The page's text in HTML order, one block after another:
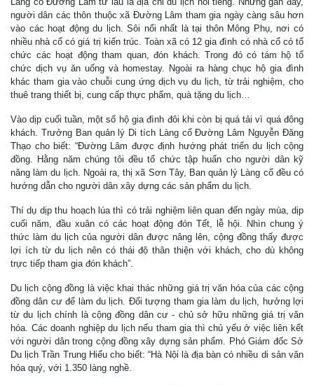
người dân các thôn thuộc xã Đường Lâm tham gia ngày càng sâu hơn
vào các hoạt động du lịch. Sôi nổi nhất là tại thôn Mông Phụ, nơi có
nhiều nhà cổ có giá trị kiến trúc. Toàn xã có 12 gia đình có nhà cổ có tổ
chức các hoạt động tham quan, đón khách. Trong đó có tám hộ tổ
chức dịch vụ ăn uống và homestay. Ngoài ra hàng chục hộ gia đình
khác tham gia vào chuỗi cung ứng dịch vụ du lịch, từ trải nghiệm, cho
thuê trang thiết bị, cung cấp thực phẩm, quà tặng du lịch…
Vào dịp cuối tuần, một số hộ gia đình đôi khi còn bị quá tải vì quá đông
khách. Trưởng Ban quản lý Di tích Làng cổ Đường Lâm Nguyễn Đăng
Thạo cho biết: “Đường Lâm được định hướng phát triển du lịch cộng
đồng. Hằng năm chúng tôi đều tổ chức tập huấn cho người dân kỹ
năng làm du lịch. Ngoài ra, thị xã Sơn Tây, Ban quản lý Làng cổ đều có
hướng dẫn cho người dân xây dựng các sản phẩm du lịch.
Thí dụ dịp thu hoạch lúa thì có trải nghiệm liên quan đến ngày mùa, dịp
cuối năm, đầu xuân có các hoạt động đón Tết, lễ hội. Nhìn chung ý
thức làm du lịch của người dân được nâng lên, cộng đồng thấy được
lợi ích từ du lịch nên có thái độ thân thiện với khách, cho dù không
trực tiếp tham gia đón khách”.
Du lịch cộng đồng là việc khai thác những giá trị văn hóa của các cộng
đồng dân cư để làm du lịch. Đối tượng tham gia làm du lịch, hưởng lợi
từ du lịch chính là cộng đồng dân cư - chủ sở hữu những giá trị văn
hóa. Các doanh nghiệp du lịch nếu tham gia thì chủ yếu ở việc liên kết
với người dân trong cộng đồng xây dựng sản phẩm. Phó Giám đốc Sở
Du lịch Trần Trung Hiếu cho biết: “Hà Nội là địa bàn có nhiều di sản văn
hóa quý, với 1.350 làng nghề.